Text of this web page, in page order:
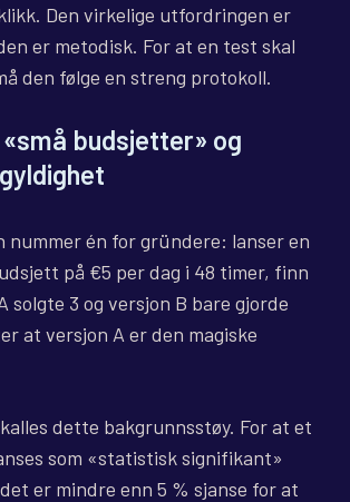
Den virkelige utfordringen er
er metodisk. For at en test skal
den følge en streng protokoll.
budsjetter» og
nummer én for gründere: lanser en
på €5 per dag i 48 timer, finn
solgte 3 og versjon B bare gjorde
at versjon A er den magiske
dette bakgrunnsstøy. For at et
som «statistisk signifikant»
er mindre enn 5 % sjanse for at